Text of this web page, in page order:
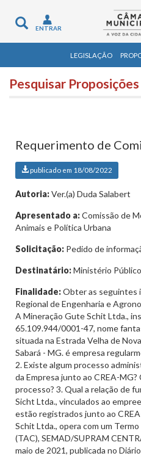
Toggle
navigation
ENTRAR
LEGISLAÇÃO
Pesquisar Proposições
Requerimento de
publicado em 18/08/2022
Autoria:Ver.(a) Duda Salabert
Apresentado a:Comissão de
Animais e Política Urbana
Solicitação: Pedido de
Destinatário:Ministério
Finalidade:Obter as seguintes
Regional de Engenharia e
A Mineração Gute Schit Ltda.,
65.109.944/0001-47, nome
situada na Estrada Velha de
Sabará - MG. é empresa
2. Existe algum processo
da Empresa junto ao CREA-
processo? 3. Qual a relação de
Sicht Ltda., vinculados ao
estão registrados junto ao
Schit Ltda., opera com um
(TAC), SEMAD/SUPRAM
maio de 2021, publicada no